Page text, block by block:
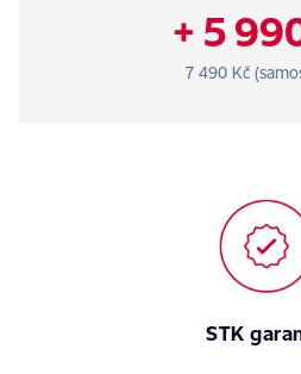
+ 5
7 490 Kč
STK